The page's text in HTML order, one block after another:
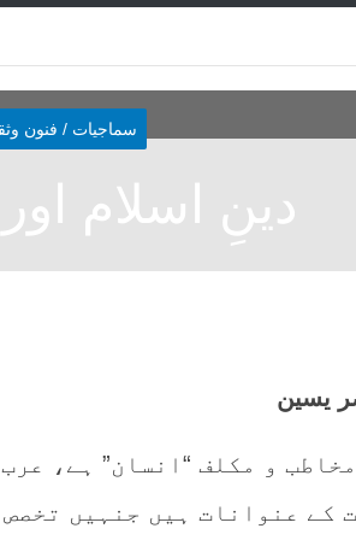
سماجیات / فنون
دینِ اسلام
یسین
و مکلف “انسان” ہے،
کے عنوانات ہیں جنہیں